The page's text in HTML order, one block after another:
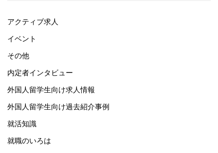
アクティブ求人
イベント
その他
内定者インタビュー
外国人留学生向け求人情報
外国人留学生向け過去紹介事例
就活知識
就職のいろは